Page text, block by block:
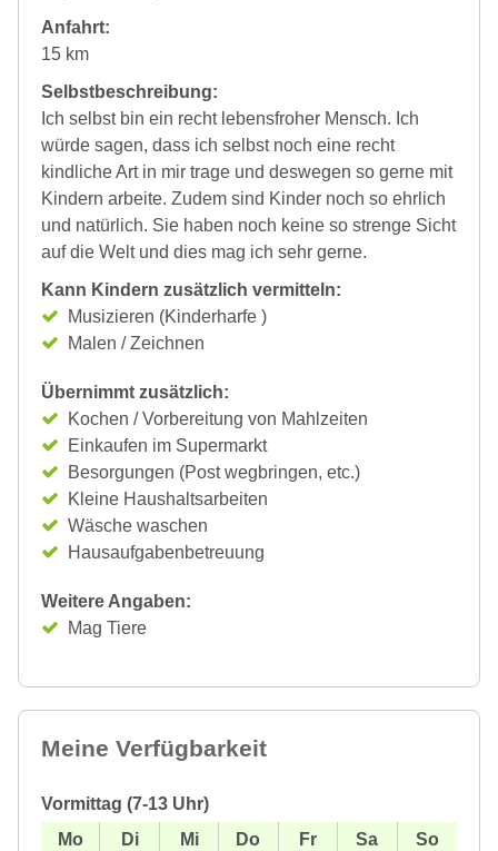
Anfahrt:
15 km
Selbstbeschreibung:
Ich selbst bin ein recht lebensfroher Mensch. Ich
würde sagen, dass ich selbst noch eine recht
kindliche Art in mir trage und deswegen so gerne mit
Kindern arbeite. Zudem sind Kinder noch so ehrlich
und natürlich. Sie haben noch keine so strenge Sicht
auf die Welt und dies mag ich sehr gerne.
Kann Kindern zusätzlich vermitteln:
Musizieren (Kinderharfe )
Malen / Zeichnen
Übernimmt zusätzlich:
Kochen / Vorbereitung von Mahlzeiten
Einkaufen im Supermarkt
Besorgungen (Post wegbringen, etc.)
Kleine Haushaltsarbeiten
Wäsche waschen
Hausaufgabenbetreuung
Weitere Angaben:
Mag Tiere
Meine Verfügbarkeit
Vormittag (7-13 Uhr)